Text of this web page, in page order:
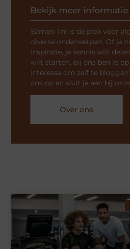
Bekijk meer informatie
Samen-1.nl is dé plek voor
diverse onderwerpen. Of je
inspiratie, je kennis wilt
wilt starten, bij ons ben je
interesse om zelf te
ons op en sluit je aan bij
Over ons